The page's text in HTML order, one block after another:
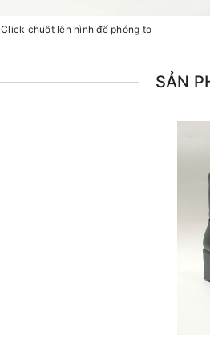
Click chuột lên hình để phóng to
SẢN